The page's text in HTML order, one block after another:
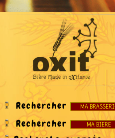
Rechercher
Rechercher